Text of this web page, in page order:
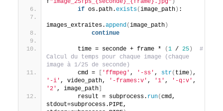
f"image_25fps_{seconde}_{frame}.jpg" )
if os.path.exists(image_path) :
images_extraites.append(image_path)
continue
        time = seconde + frame *
(1 / 25)
#
Calcul du temps pour chaque image (chaque
image à 1/25 de seconde)
        cmd =
'ffmpeg' , '-ss' , str( time)
'-i' , video_path, '-frames:v' , '1' , '-q:v'
'2' , image_path]
        result = subprocess.
run(cmd,
stdout=subprocess.PIPE,